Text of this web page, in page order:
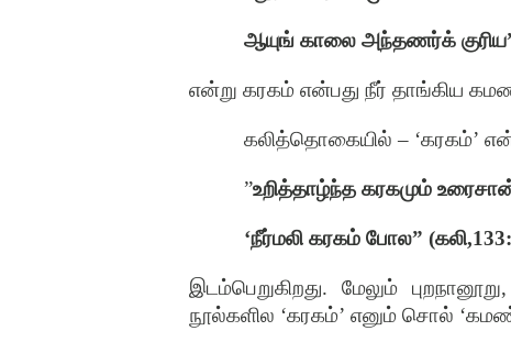
ஆயுங் காலை அந்தணர்க் குரிய
என்று கரகம் என்பது நீர் தாங்கிய
கலித்தொகையில் – ‘கரகம்’
”உறித்தாழ்ந்த கரகமும்
‘நீர்மலி கரகம் போல” (கலி,133
இடம்பெறுகிறது. மேலும் புறநானூறு,
நூல்களில ‘கரகம்’ எனும் சொல் ‘